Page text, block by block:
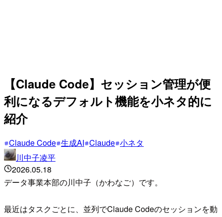
【Claude Code】セッション管理が便
利になるデフォルト機能を小ネタ的に
紹介
Claude Code 生成AI Claude 小ネタ
川中子凌平
2026.05.18
データ事業本部の川中子（かわなご）です。
最近はタスクごとに、並列でClaude Codeのセッションを動